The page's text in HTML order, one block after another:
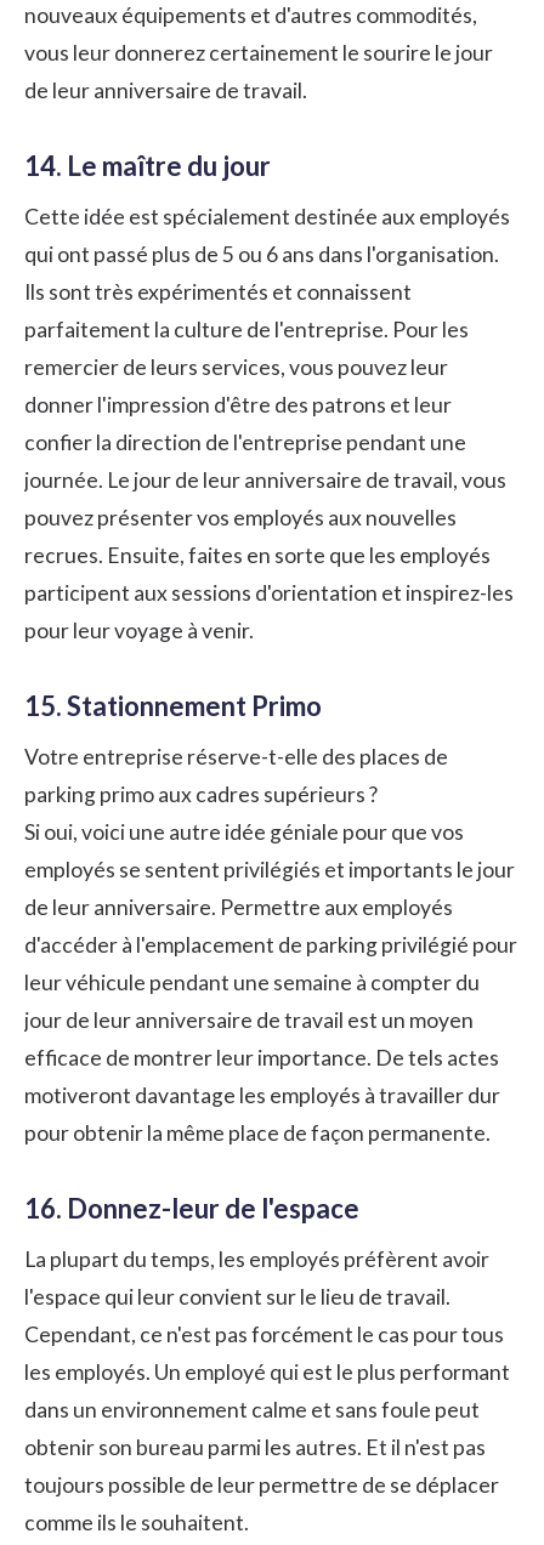
nouveaux équipements et d'autres commodités,
vous leur donnerez certainement le sourire le jour
de leur anniversaire de travail.
14. Le maître du jour
Cette idée est spécialement destinée aux employés
qui ont passé plus de 5 ou 6 ans dans l'organisation.
Ils sont très expérimentés et connaissent
parfaitement la culture de l'entreprise. Pour les
remercier de leurs services, vous pouvez leur
donner l'impression d'être des patrons et leur
confier la direction de l'entreprise pendant une
journée. Le jour de leur anniversaire de travail, vous
pouvez présenter vos employés aux nouvelles
recrues. Ensuite, faites en sorte que les employés
participent aux sessions d'orientation et inspirez-les
pour leur voyage à venir.
15. Stationnement Primo
Votre entreprise réserve-t-elle des places de
parking primo aux cadres supérieurs ?
Si oui, voici une autre idée géniale pour que vos
employés se sentent privilégiés et importants le jour
de leur anniversaire. Permettre aux employés
d'accéder à l'emplacement de parking privilégié pour
leur véhicule pendant une semaine à compter du
jour de leur anniversaire de travail est un moyen
efficace de montrer leur importance. De tels actes
motiveront davantage les employés à travailler dur
pour obtenir la même place de façon permanente.
16. Donnez-leur de l'espace
La plupart du temps, les employés préfèrent avoir
l'espace qui leur convient sur le lieu de travail.
Cependant, ce n'est pas forcément le cas pour tous
les employés. Un employé qui est le plus performant
dans un environnement calme et sans foule peut
obtenir son bureau parmi les autres. Et il n'est pas
toujours possible de leur permettre de se déplacer
comme ils le souhaitent.